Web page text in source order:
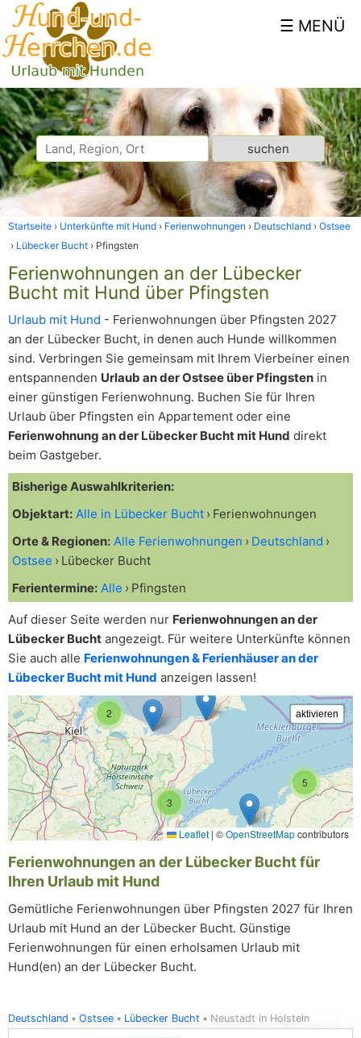
Startseite Unterkünfte mit Hund Ferienwohnungen Deutschland
Ostsee
Lübecker Bucht
Pfingsten
Ferienwohnungen an der Lübecker
Bucht mit Hund über Pfingsten
Urlaub mit Hund - Ferienwohnungen über Pfingsten 2027
an der Lübecker Bucht, in denen auch Hunde willkommen
sind. Verbringen Sie gemeinsam mit Ihrem Vierbeiner einen
entspannenden Urlaub an der Ostsee über Pfingsten in
einer günstigen Ferienwohnung. Buchen Sie für Ihren
Urlaub über Pfingsten ein Appartement oder eine
Ferienwohnung an der Lübecker Bucht mit Hund direkt
beim Gastgeber.
Bisherige Auswahlkriterien:
Objektart: Alle in Lübecker Bucht
Ferienwohnungen
Orte & Regionen: Alle Ferienwohnungen
Deutschland
Ostsee
Lübecker Bucht
Ferientermine: Alle Pfingsten
Auf dieser Seite werden nur Ferienwohnungen an der
Lübecker Bucht angezeigt. Für weitere Unterkünfte können
Sie auch alle Ferienwohnungen & Ferienhäuser an der
Lübecker Bucht mit Hund anzeigen lassen!
2
3
5
Leaflet | ©OpenStreetMapcontributors
Ferienwohnungen an der Lübecker Bucht für
Ihren Urlaub mit Hund
Gemütliche Ferienwohnungen über Pfingsten 2027 für Ihren
Urlaub mit Hund an der Lübecker Bucht. Günstige
Ferienwohnungen für einen erholsamen Urlaub mit
Hund(en) an der Lübecker Bucht.
Deutschland Ostsee Lübecker Bucht Neustadt in Holstein